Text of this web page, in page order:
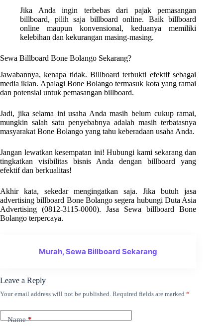
Jika Anda ingin terbebas dari pajak pemasangan
billboard, pilih saja billboard online. Baik billboard
online maupun konvensional, keduanya memiliki
kelebihan dan kekurangan masing-masing.
Sewa Billboard Bone Bolango Sekarang?
Jawabannya, kenapa tidak. Billboard terbukti efektif sebagai
media iklan. Apalagi Bone Bolango termasuk kota yang ramai
dan potensial untuk pemasangan billboard.
Jadi, jika selama ini usaha Anda masih belum cukup ramai,
mungkin salah satu penyebabnya adalah masih terbatasnya
masyarakat Bone Bolango yang tahu keberadaan usaha Anda.
Jangan lewatkan kesempatan ini! Hubungi kami sekarang dan
tingkatkan visibilitas bisnis Anda dengan billboard yang
efektif dan berkualitas!
Akhir kata, sekedar mengingatkan saja. Jika butuh jasa
advertising billboard Bone Bolango segera hubungi Duta Asia
Advertising(0812-3115-0000). Jasa Sewa billboard Bone
Bolango terpercaya.
Murah, Sewa Billboard Sekarang
Leave a Reply
Your email address will not be published. Required fields are marked *
Name*